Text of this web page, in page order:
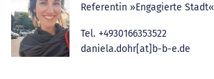
Referentin »Engagierte Stadt«
Tel. +4930166353522
daniela.dohr[at]b-b-e.de